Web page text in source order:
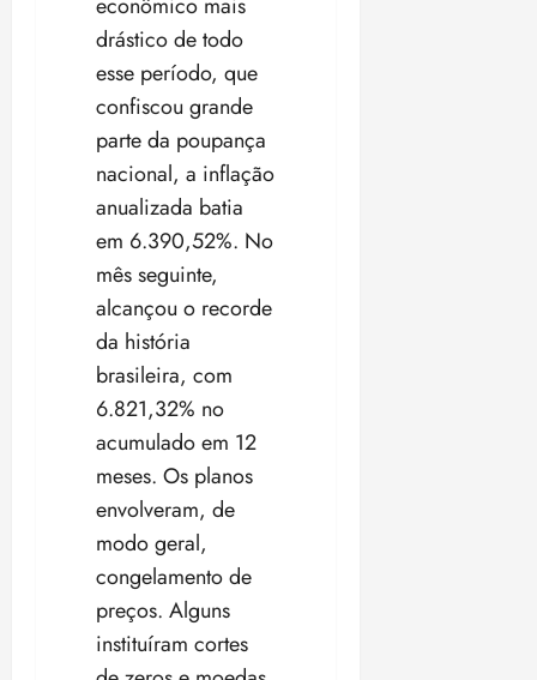
drástico de todo
esse período, que
confiscou grande
parte da poupança
nacional, a inflação
anualizada batia
em 6.390,52%. No
mês seguinte,
alcançou o recorde
da história
brasileira, com
6.821,32% no
acumulado em 12
meses. Os planos
envolveram, de
modo geral,
congelamento de
preços. Alguns
instituíram cortes